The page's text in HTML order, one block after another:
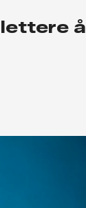
å